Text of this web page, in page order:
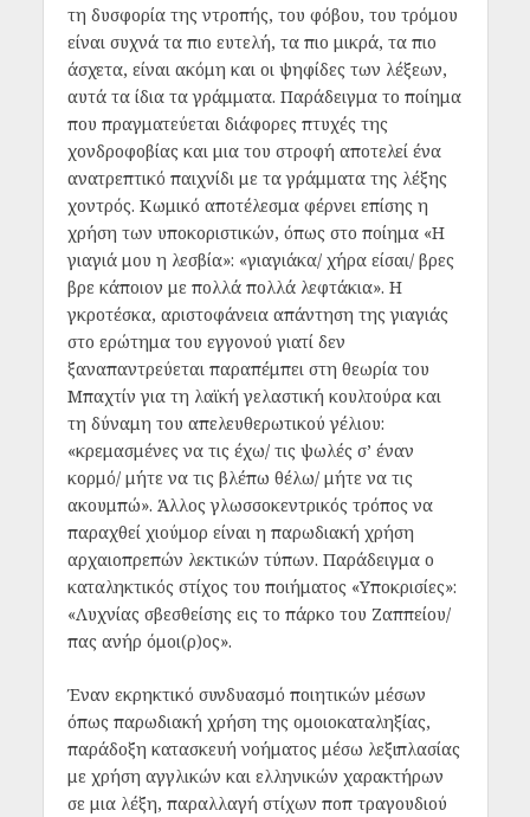
τη δυσφορία της ντροπής, του φόβου, του τρόμου
είναι συχνά τα πιο ευτελή, τα πιο μικρά, τα πιο
άσχετα, είναι ακόμη και οι ψηφίδες των λέξεων,
αυτά τα ίδια τα γράμματα. Παράδειγμα το ποίημα
που πραγματεύεται διάφορες πτυχές της
χονδροφοβίας και μια του στροφή αποτελεί ένα
ανατρεπτικό παιχνίδι με τα γράμματα της λέξης
χοντρός. Κωμικό αποτέλεσμα φέρνει επίσης η
χρήση των υποκοριστικών, όπως στο ποίημα «Η
γιαγιά μου η λεσβία»: «γιαγιάκα/ χήρα είσαι/ βρες
βρε κάποιον με πολλά πολλά λεφτάκια». Η
γκροτέσκα, αριστοφάνεια απάντηση της γιαγιάς
στο ερώτημα του εγγονού γιατί δεν
ξαναπαντρεύεται παραπέμπει στη θεωρία του
Μπαχτίν για τη λαϊκή γελαστική κουλτούρα και
τη δύναμη του απελευθερωτικού γέλιου:
«κρεμασμένες να τις έχω/ τις ψωλές σ’ έναν
κορμό/ μήτε να τις βλέπω θέλω/ μήτε να τις
ακουμπώ». Άλλος γλωσσοκεντρικός τρόπος να
παραχθεί χιούμορ είναι η παρωδιακή χρήση
αρχαιοπρεπών λεκτικών τύπων. Παράδειγμα ο
καταληκτικός στίχος του ποιήματος «Υποκρισίες»:
«Λυχνίας σβεσθείσης εις το πάρκο του Ζαππείου/
πας ανήρ όμοι(ρ)ος».
Έναν εκρηκτικό συνδυασμό ποιητικών μέσων
όπως παρωδιακή χρήση της ομοιοκαταληξίας,
παράδοξη κατασκευή νοήματος μέσω λεξιπλασίας
με χρήση αγγλικών και ελληνικών χαρακτήρων
σε μια λέξη, παραλλαγή στίχων ποπ τραγουδιού